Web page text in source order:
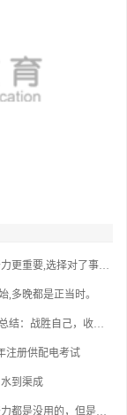
要,选择对了事半功倍
,多晚都是正当时。
战胜自己，收获成长
注册供配电考试
到渠成
力，你连一点机会也没有。